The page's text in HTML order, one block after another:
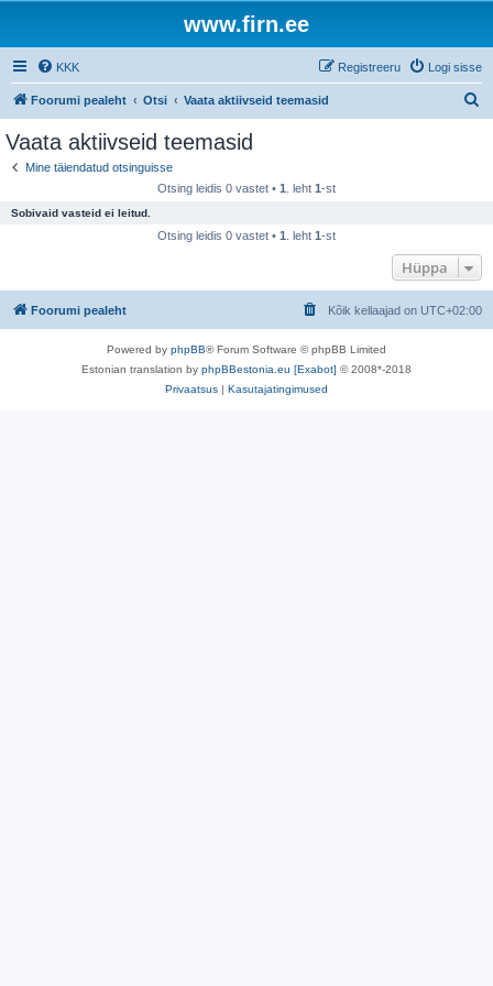
www.firn.ee
KKK Logi sisse
Registreeru
Foorumi pealeht Otsi Vaata aktiivseid teemasid
Vaata aktiivseid teemasid
Mine täiendatud otsinguisse
Otsing leidis 0 vastet • 1 . leht 1-st
Sobivaid vasteid ei leitud.
Otsing leidis 0 vastet • 1 . leht 1-st
Hüppa
Foorumi pealeht Kõik kellaajad on UTC+02:00
Powered by phpBB® Forum Software © phpBB Limited
Estonian translation by phpBBestonia.eu [Exabot] © 2008*-2018
Privaatsus | Kasutajatingimused